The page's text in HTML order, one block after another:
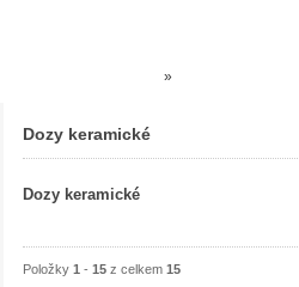
»
Dozy keramické
Dozy keramické
Položky 1 - 15 z celkem 15